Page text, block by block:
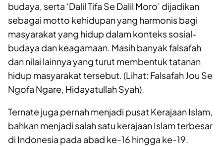
budaya, serta ‘Dalil Tifa Se Dalil Moro’ dijadikan
sebagai motto kehidupan yang harmonis bagi
masyarakat yang hidup dalam konteks sosial-
budaya dan keagamaan. Masih banyak falsafah
dan nilai lainnya yang turut membentuk tatanan
hidup masyarakat tersebut. (Lihat: Falsafah Jou Se
Ngofa Ngare, Hidayatullah Syah).
Ternate juga pernah menjadi pusat Kerajaan Islam,
bahkan menjadi salah satu kerajaan Islam terbesar
di Indonesia pada abad ke-16 hingga ke-19.